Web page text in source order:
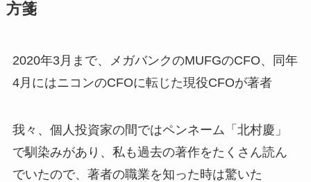
方箋
2020年3月まで、メガバンクのMUFGのCFO、同年
4月にはニコンのCFOに転じた現役CFOが著者
我々、個人投資家の間ではペンネーム「北村慶」
で馴染みがあり、私も過去の著作をたくさん読ん
でいたので、著者の職業を知った時は驚いた